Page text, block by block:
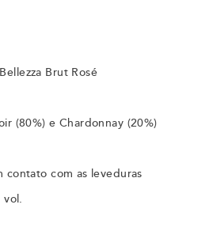
Brut Rosé
(80%) e Chardonnay (20%)
contato com as leveduras
vol.